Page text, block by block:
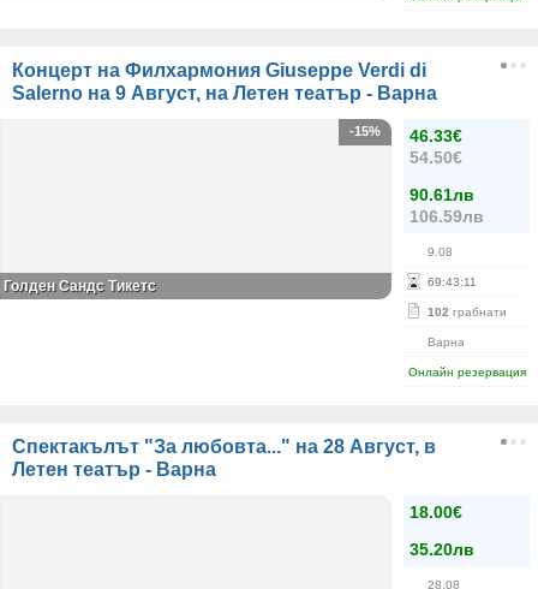
Концерт на Филхармония Giuseppe Verdi di
Salerno на 9 Август, на Летен театър - Варна
46.33€
54.50€
90.61лв
106.59лв
9.08
69:43:11
102 грабнати
Варна
Онлайн резервация
-15%
Голден Сандс Тикетс
Спектакълът "За любовта..." на 28 Август, в
Летен театър - Варна
18.00€
35.20лв
28.08